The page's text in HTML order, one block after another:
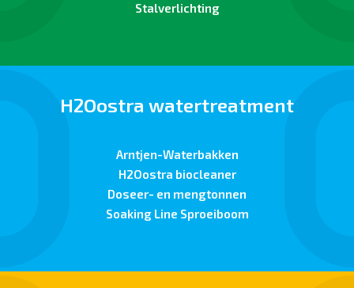
Stalverlichting
H2Oostra watertreatment
Arntjen-Waterbakken
H2Oostra biocleaner
Doseer- en mengtonnen
Soaking Line Sproeiboom